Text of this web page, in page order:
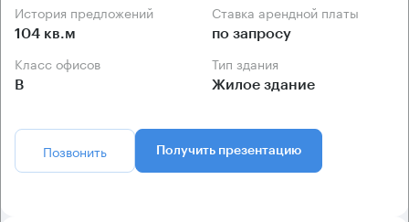
История предложений
104 кв.м
Ставка арендной платы
по запросу
Класс офисов
B
Тип здания
Жилое здание
Позвонить Получить презентацию